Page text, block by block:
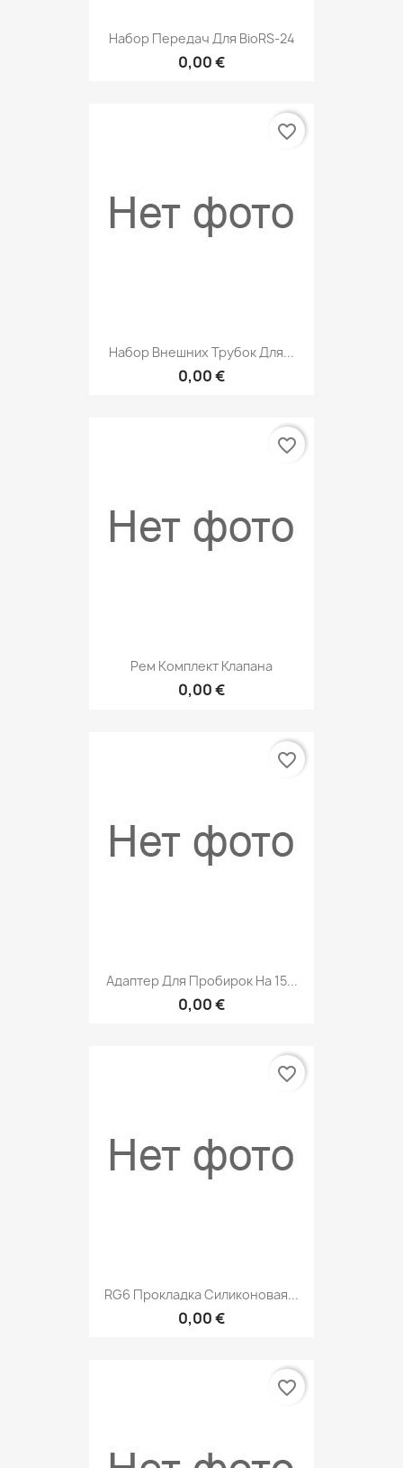
Набор Передач Для BioRS-24
0,00 €
Набор Внешних Трубок Для...
0,00 €
favorite_border
Рем Комплект Клапана
0,00 €
favorite_border
Адаптер Для Пробирок На 15...
0,00 €
favorite_border
RG6 Прокладка Силиконовая...
0,00 €
favorite_border
favorite_border